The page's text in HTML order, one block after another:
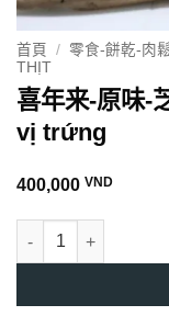
首頁 / 零食-餅乾-肉
THỊT
喜年来-原味-
vị trứng
400,000 VND
喜年来-原味-芝麻